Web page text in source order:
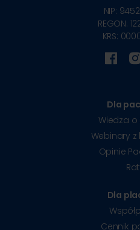
NIP:
REGON:
KRS:
Dla
Wiedza o
Webinary
Opinie
Dla
Cennik